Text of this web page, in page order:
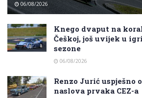
06/08/2026
Knego dvaput na
Češkoj, još uvijek u
sezone
06/08/2026
Renzo Jurić uspješno
naslova prvaka CEZ-a